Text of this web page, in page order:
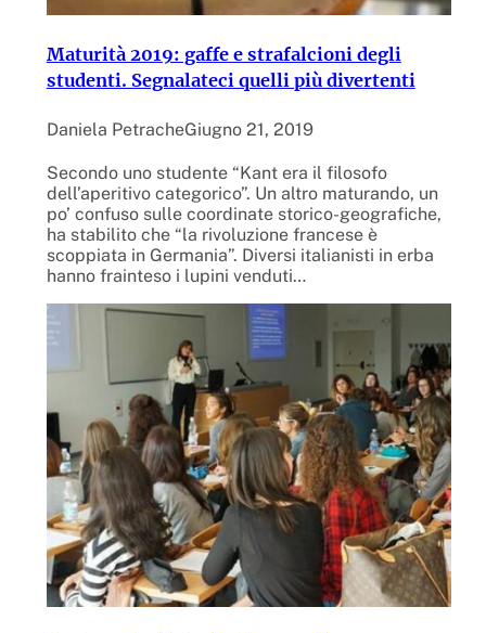
Maturità 2019: gaffe e strafalcioni degli
studenti. Segnalateci quelli più divertenti
Daniela PetracheGiugno 21, 2019
Secondo uno studente “Kant era il filosofo
dell’aperitivo categorico”. Un altro maturando, un
po’ confuso sulle coordinate storico-geografiche,
ha stabilito che “la rivoluzione francese è
scoppiata in Germania”. Diversi italianisti in erba
hanno frainteso i lupini venduti…